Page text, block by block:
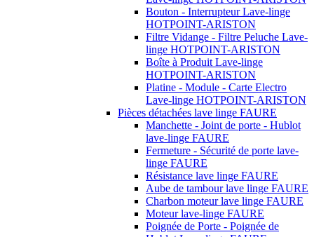
Bouton - Interrupteur Lave-linge
HOTPOINT-ARISTON
Filtre Vidange - Filtre Peluche Lave-
linge HOTPOINT-ARISTON
Boîte à Produit Lave-linge
HOTPOINT-ARISTON
Platine - Module - Carte Electro
Lave-linge HOTPOINT-ARISTON
Pièces détachées lave linge FAURE
Manchette - Joint de porte - Hublot
lave-linge FAURE
Fermeture - Sécurité de porte lave-
linge FAURE
Résistance lave linge FAURE
Aube de tambour lave linge FAURE
Charbon moteur lave linge FAURE
Moteur lave-linge FAURE
Poignée de Porte - Poignée de